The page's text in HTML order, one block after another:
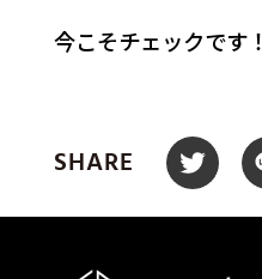
今こそチェックです！
SHARE